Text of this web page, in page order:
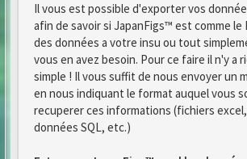
Il vous est possible d'exporter vos
afin de savoir si JapanFigs™ est comme
des données a votre insu ou tout
vous en avez besoin. Pour ce faire il n'y a
simple ! Il vous suffit de nous envoyer un
en nous indiquant le format auquel vous
recuperer ces informations (fichiers excel,
données SQL, etc.)